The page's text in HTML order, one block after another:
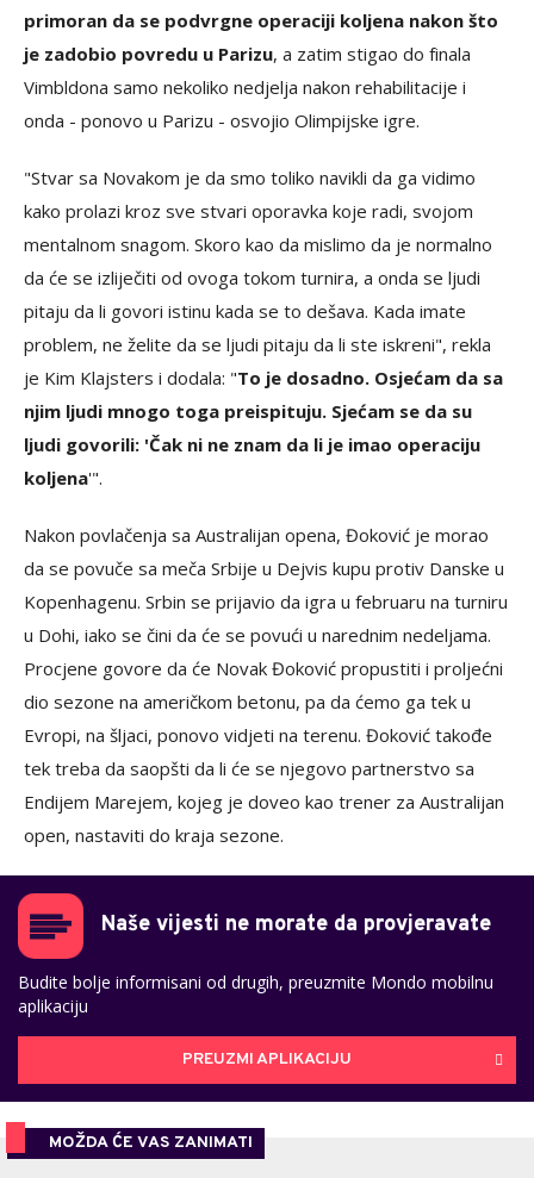
primoran da se podvrgne operaciji koljena nakon što
je zadobio povredu u Parizu, a zatim stigao do finala
Vimbldona samo nekoliko nedjelja nakon rehabilitacije i
onda - ponovo u Parizu - osvojio Olimpijske igre.
"Stvar sa Novakom je da smo toliko navikli da ga vidimo
kako prolazi kroz sve stvari oporavka koje radi, svojom
mentalnom snagom. Skoro kao da mislimo da je normalno
da će se izliječiti od ovoga tokom turnira, a onda se ljudi
pitaju da li govori istinu kada se to dešava. Kada imate
problem, ne želite da se ljudi pitaju da li ste iskreni", rekla
je Kim Klajsters i dodala: "To je dosadno. Osjećam da sa
njim ljudi mnogo toga preispituju. Sjećam se da su
ljudi govorili: 'Čak ni ne znam da li je imao operaciju
koljena'".
Nakon povlačenja sa Australijan opena, Đoković je morao
da se povuče sa meča Srbije u Dejvis kupu protiv Danske u
Kopenhagenu. Srbin se prijavio da igra u februaru na turniru
u Dohi, iako se čini da će se povući u narednim nedeljama.
Procjene govore da će Novak Đoković propustiti i proljećni
dio sezone na američkom betonu, pa da ćemo ga tek u
Evropi, na šljaci, ponovo vidjeti na terenu. Đoković takođe
tek treba da saopšti da li će se njegovo partnerstvo sa
Endijem Marejem, kojeg je doveo kao trener za Australijan
open, nastaviti do kraja sezone.
Naše vijesti ne morate da provjeravate
Budite bolje informisani od drugih, preuzmite Mondo mobilnu
aplikaciju
PREUZMI APLIKACIJU
MOŽDA ĆE VAS ZANIMATI